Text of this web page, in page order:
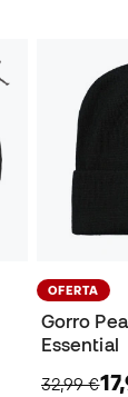
OFERTA
Gorro
Essential
32,99 €